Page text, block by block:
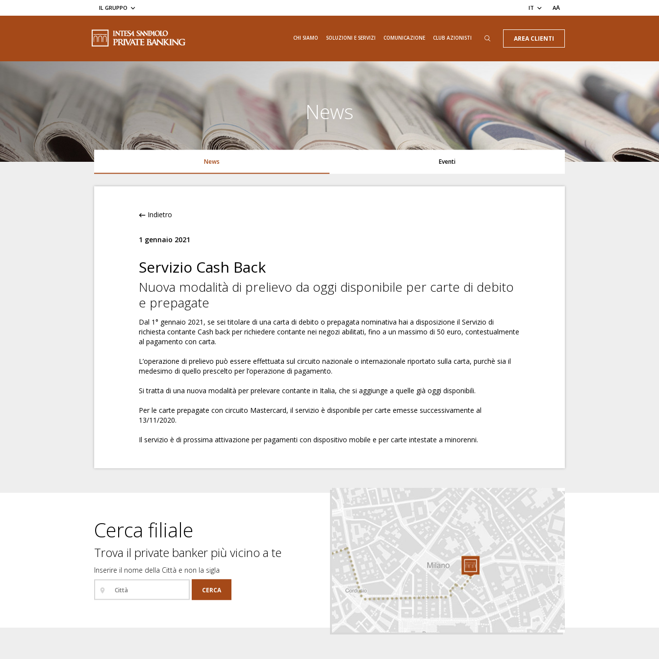
IL GRUPPO IT AA
CHI SIAMO SOLUZIONI E SERVIZI COMUNICAZIONE CLUB AZIONISTI AREA CLIENTI
News
News Eventi
Indietro
1 gennaio 2021
Servizio Cash Back
Nuova modalità di prelievo da oggi disponibile per carte di debito
e prepagate
Dal 1° gennaio 2021, se sei titolare di una carta di debito o prepagata nominativa hai a disposizione il Servizio di
richiesta contante Cash back per richiedere contante nei negozi abilitati, fino a un massimo di 50 euro, contestualmente
al pagamento con carta.
L’operazione di prelievo può essere effettuata sul circuito nazionale o internazionale riportato sulla carta, purchè sia il
medesimo di quello prescelto per l’operazione di pagamento.
Si tratta di una nuova modalità per prelevare contante in Italia, che si aggiunge a quelle già oggi disponibili.
Per le carte prepagate con circuito Mastercard, il servizio è disponibile per carte emesse successivamente al
13/11/2020.
Il servizio è di prossima attivazione per pagamenti con dispositivo mobile e per carte intestate a minorenni.
Cerca filiale
Trova il private banker più vicino a te
Inserire il nome della Città e non la sigla